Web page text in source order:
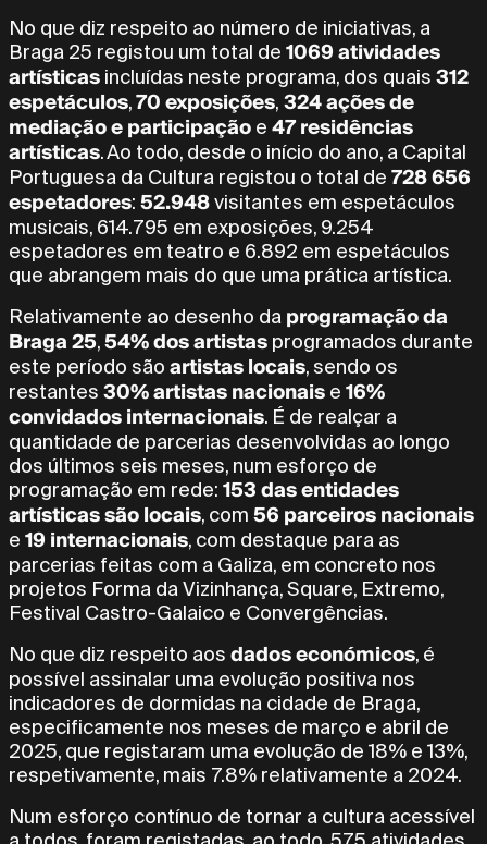
No que diz respeito ao número de iniciativas, a
Braga 25 registou um total de 1069 atividades
artísticas incluídas neste programa, dos quais 312
espetáculos,70 exposições, 324 ações de
mediação e participação e 47 residências
artísticas. Ao todo, desde o início do ano, a Capital
Portuguesa da Cultura registou o total de 728 656
espetadores: 52.948visitantes em espetáculos
musicais, 614.795 em exposições, 9.254
espetadores em teatro e 6.892 em espetáculos
que abrangem mais do que uma prática artística.
Relativamente ao desenho da programação da
Braga 25,54% dos artistas programados durante
este período são artistas locais, sendo os
restantes 30% artistas nacionais e 16%
convidados internacionais. É de realçar a
quantidade de parcerias desenvolvidas ao longo
dos últimos seis meses, num esforço de
programação em rede: 153 das entidades
artísticas são locais, com 56 parceiros nacionais
e 19 internacionais, com destaque para as
parcerias feitas com a Galiza, em concreto nos
projetos Forma da Vizinhança, Square, Extremo,
Festival Castro-Galaico e Convergências.
No que diz respeito aos dados económicos, é
possível assinalar uma evolução positiva nos
indicadores de dormidas na cidade de Braga,
especificamente nos meses de março e abril de
2025, que registaram uma evolução de 18% e 13%,
respetivamente, mais 7.8% relativamente a 2024.
Num esforço contínuo de tornar a cultura acessível